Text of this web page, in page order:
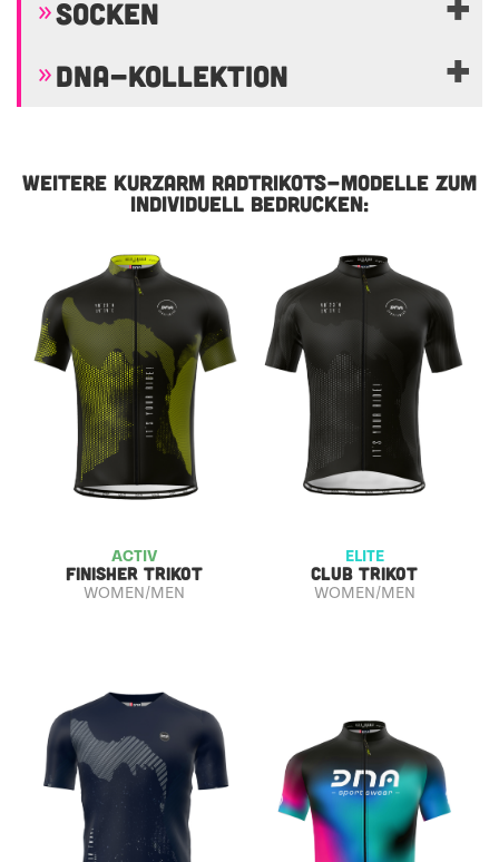
SOCKEN
DNA-KOLLEKTION
WEITERE KURZARM RADTRIKOTS-MODELLE ZUM
INDIVIDUELL BEDRUCKEN:
ACTIV
FINISHER TRIKOT
WOMEN/MEN
ELITE
CLUB TRIKOT
WOMEN/MEN